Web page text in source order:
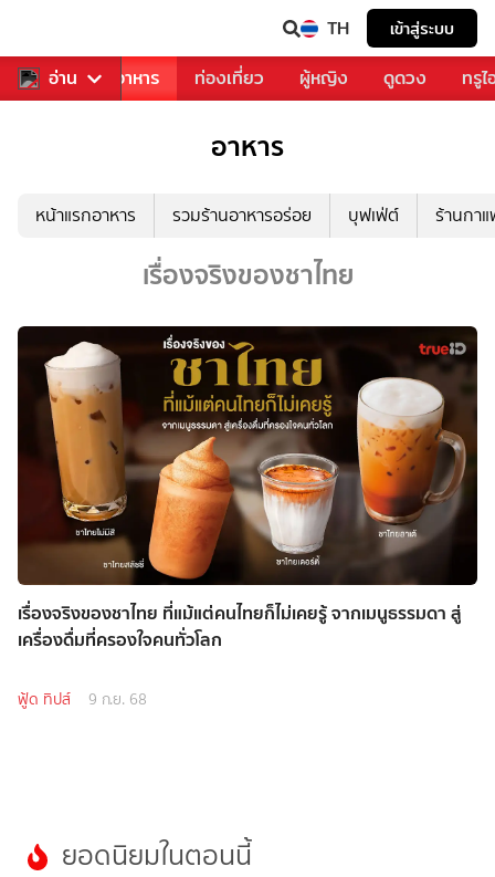
TH เข้าสู่ระบบ
อ่าน
การเพลง อาหาร ท่องเที่ยว ผู้หญิง ดูดวง ทรู
อาหาร
หน้าแรกอาหาร รวมร้านอาหารอร่อย บุฟเฟ่ต์ ร้านกา
เรื่องจริงของชาไทย
เรื่องจริงของชาไทย ที่แม้แต่คนไทยก็ไม่เคยรู้ จากเมนูธรรมดา สู่
เครื่องดื่มที่ครองใจคนทั่วโลก
ฟู้ด ทิปส์ 9 ก.ย. 68
ยอดนิยมในตอนนี้